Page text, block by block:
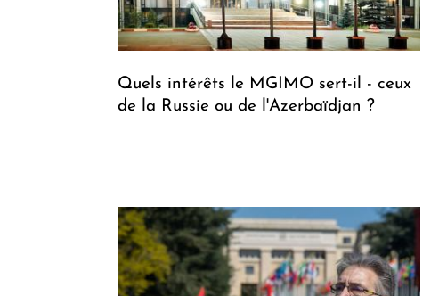
Quels intérêts le MGIMO sert-il - ceux
de la Russie ou de l'Azerbaïdjan ?